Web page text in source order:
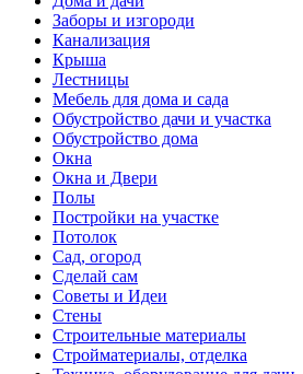
Заборы и изгороди
Канализация
Крыша
Лестницы
Мебель для дома и сада
Обустройство дачи и участка
Обустройство дома
Окна
Окна и Двери
Полы
Постройки на участке
Потолок
Сад, огород
Сделай сам
Советы и Идеи
Стены
Строительные материалы
Стройматериалы, отделка